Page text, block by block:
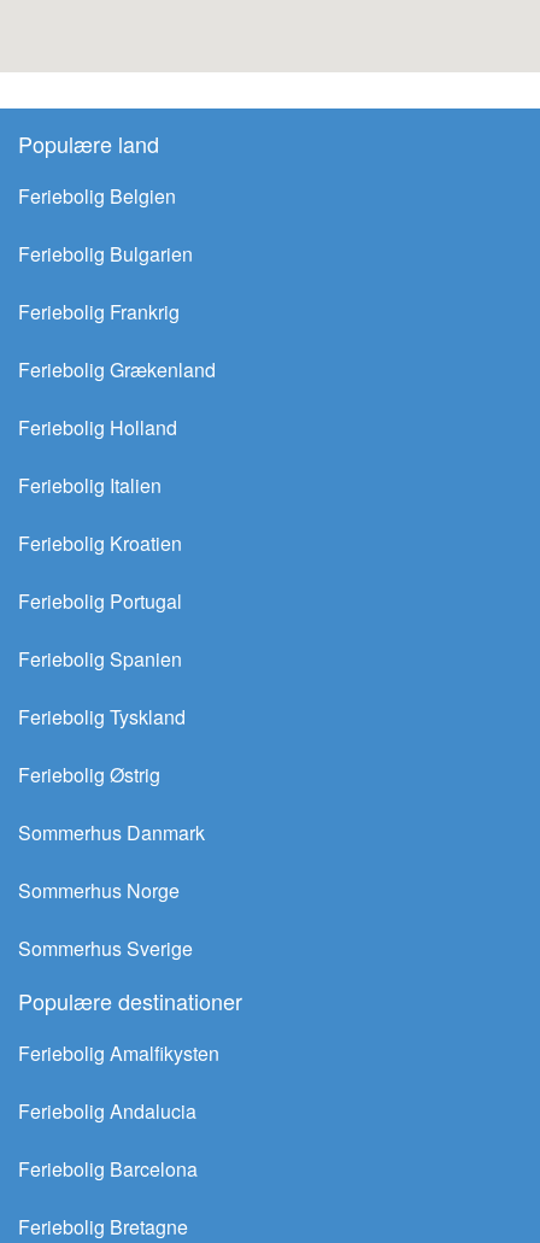
Populære land
Feriebolig Belgien
Feriebolig Bulgarien
Feriebolig Frankrig
Feriebolig Grækenland
Feriebolig Holland
Feriebolig Italien
Feriebolig Kroatien
Feriebolig Portugal
Feriebolig Spanien
Feriebolig Tyskland
Feriebolig Østrig
Sommerhus Danmark
Sommerhus Norge
Sommerhus Sverige
Populære destinationer
Feriebolig Amalfikysten
Feriebolig Andalucia
Feriebolig Barcelona
Feriebolig Bretagne